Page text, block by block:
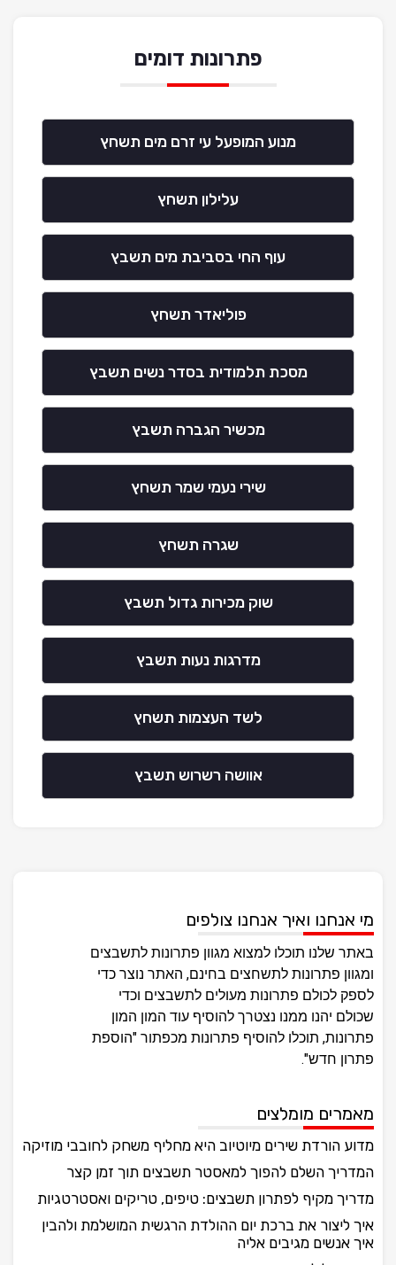
פתרונות דומים
מנוע המופעל עי זרם מים תשחץ
עלילון תשחץ
עוף החי בסביבת מים תשבץ
פוליאדר תשחץ
מסכת תלמודית בסדר נשים תשבץ
מכשיר הגברה תשבץ
שירי נעמי שמר תשחץ
שגרה תשחץ
שוק מכירות גדול תשבץ
מדרגות נעות תשבץ
לשד העצמות תשחץ
אוושה רשרוש תשבץ
מי אנחנו ואיך אנחנו צולפים
באתר שלנו תוכלו למצוא מגוון פתרונות לתשבצים
ומגוון פתרונות לתשחצים בחינם, האתר נוצר כדי
לספק לכולם פתרונות מעולים לתשבצים וכדי
שכולם יהנו ממנו נצטרך להוסיף עוד המון המון
פתרונות, תוכלו להוסיף פתרונות מכפתור "הוספת
פתרון חדש".
מאמרים מומלצים
מדוע הורדת שירים מיוטיוב היא מחליף משחק לחובבי מוזיקה
המדריך השלם להפוך למאסטר תשבצים תוך זמן קצר
מדריך מקיף לפתרון תשבצים: טיפים, טריקים ואסטרטגיות
איך ליצור את ברכת יום ההולדת הרגשית המושלמת ולהבין
איך אנשים מגיבים אליה